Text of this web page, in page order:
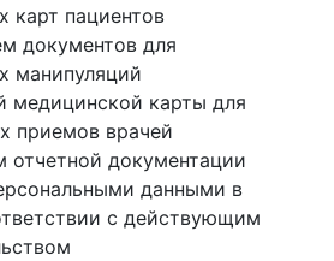
карт пациентов
документов для
манипуляций
медицинской карты для
приемов врачей
отчетной документации
данными в
с действующим